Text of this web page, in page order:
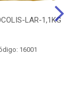
LAR-1,1KG
16001